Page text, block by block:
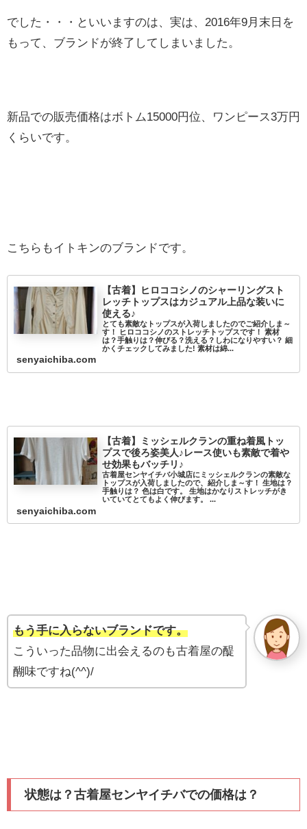
でした・・・といいますのは、実は、2016年9月末日を
もって、ブランドが終了してしまいました。
新品での販売価格はボトム15000円位、ワンピース3万円
くらいです。
こちらもイトキンのブランドです。
【古着】ヒロココシノのシャーリングスト
レッチトップスはカジュアル上品な装いに
使える♪
とても素敵なトップスが入荷しましたのでご紹介しま～
す！ ヒロココシノのストレッチトップスです！ 素材
は？手触りは？伸びる？洗える？しわになりやすい？ 細
かくチェックしてみました! 素材は綿...
senyaichiba.com
【古着】ミッシェルクランの重ね着風トッ
プスで後ろ姿美人♪レース使いも素敵で着や
せ効果もバッチリ♪
古着屋センヤイチバ小城店にミッシェルクランの素敵な
トップスが入荷しましたので、紹介しま～す！ 生地は？
手触りは？ 色は白です。 生地はかなりストレッチがき
いていてとてもよく伸びます。 ...
senyaichiba.com
もう手に入らないブランドです。
こういった品物に出会えるのも古着屋の醍
醐味ですね(^^)/
状態は？古着屋センヤイチバでの価格は？